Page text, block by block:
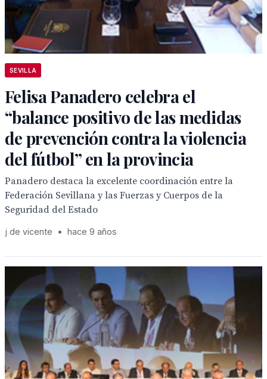
SEVILLA
Felisa Panadero celebra el
“balance positivo de las medidas
de prevención contra la violencia
del fútbol” en la provincia
Panadero destaca la excelente coordinación entre la
Federación Sevillana y las Fuerzas y Cuerpos de la
Seguridad del Estado
j de vicente • hace 9 años